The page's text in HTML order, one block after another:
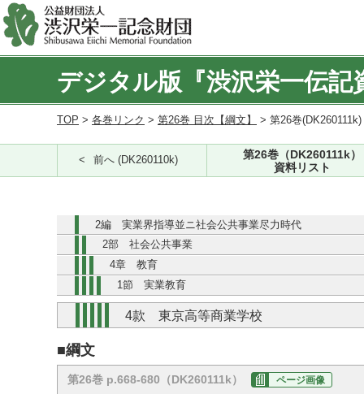
デジタル版『渋沢栄一伝記
TOP > 各巻リンク > 第26巻 目次【綱文】 > 第26巻
前へ (DK260110k)
第26巻（DK260111k）
資料リスト
2編 実業界指導並ニ社会公共事業尽力時代
2部 社会公共事業
4章 教育
1節 実業教育
4款 東京高等商業学校
■綱文
第26巻 p.668-680（DK260111k） ページ画像